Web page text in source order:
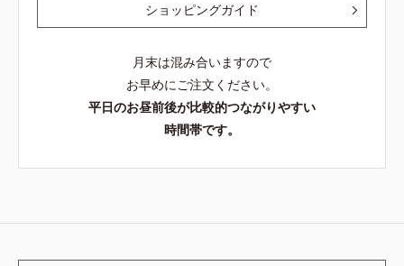
ショッピングガイド
月末は混み合いますので
お早めにご注文ください。
平日のお昼前後が比較的つながりやすい
時間帯です。